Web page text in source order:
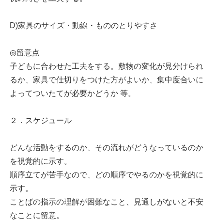
D)家具のサイズ・動線・もののとりやすさ
◎留意点
子どもに合わせた工夫をする。敷物の変化が見分けられ
るか、家具で仕切りをつけた方がよいか、集中度合いに
よってついたてが必要かどうか 等。
２．スケジュール
どんな活動をするのか、その流れがどうなっているのか
を視覚的に示す。
順序立てが苦手なので、どの順序でやるのかを視覚的に
示す。
ことばの指示の理解が困難なこと、見通しがないと不安
なことに留意。